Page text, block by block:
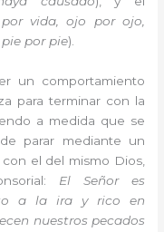
vida, ojo por ojo,
por pie).
un comportamiento
para terminar con la
a medida que se
parar mediante un
el del mismo Dios,
El Señor es
a la ira y rico en
nuestros pecados